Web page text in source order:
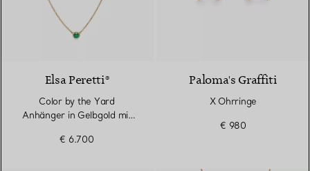
Elsa Peretti®
Color by the Yard
Anhänger in Gelbgold mit
€ 6.700
Paloma's Graffiti
X Ohrringe
€ 980